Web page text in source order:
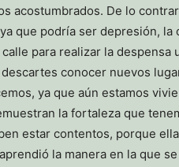
acostumbrados. De lo
que podría ser depresión,
para realizar la despensa
conocer nuevos
ya que aún estamos
la fortaleza que
estar contentos, porque
la manera en la que se